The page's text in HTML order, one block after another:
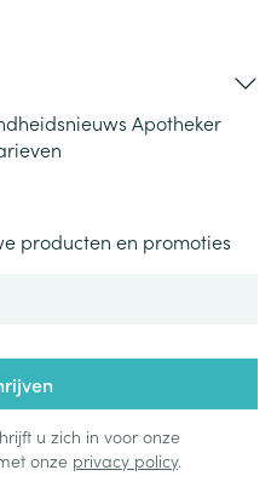
Apotheker
producten en promoties
u zich in voor onze
onze privacy policy.